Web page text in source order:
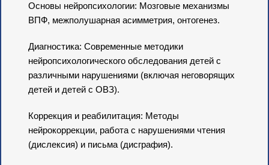
Основы нейропсихологии: Мозговые механизмы
ВПФ, межполушарная асимметрия, онтогенез.
Диагностика: Современные методики
нейропсихологического обследования детей с
различными нарушениями (включая неговорящих
детей и детей с ОВЗ).
Коррекция и реабилитация: Методы
нейрокоррекции, работа с нарушениями чтения
(дислексия) и письма (дисграфия).